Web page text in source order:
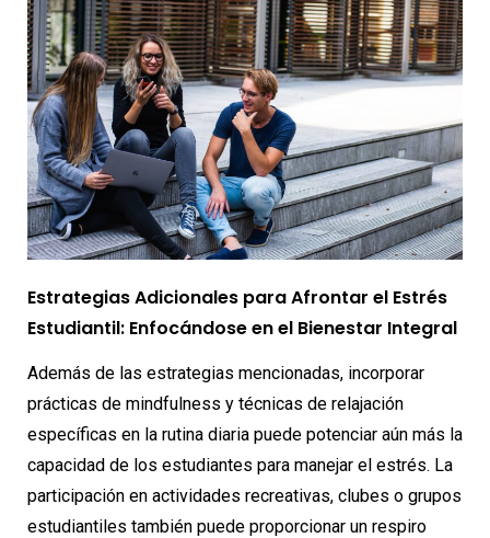
Estrategias Adicionales para Afrontar el Estrés
Estudiantil: Enfocándose en el Bienestar Integral
Además de las estrategias mencionadas, incorporar
prácticas de mindfulness y técnicas de relajación
específicas en la rutina diaria puede potenciar aún más la
capacidad de los estudiantes para manejar el estrés. La
participación en actividades recreativas, clubes o grupos
estudiantiles también puede proporcionar un respiro